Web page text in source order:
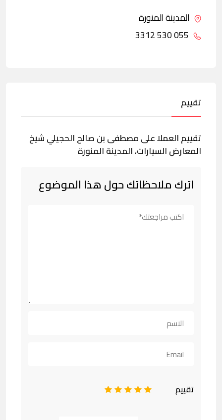
المدينة المنورة
تقييم
تقييم العملا على مصطفى بن صالح الحجيلي شيخ
المعارض السيارات، المدينة المنورة
اترك ملاحظاتك حول هذا الموضوع
تقييم 5
4
3
2